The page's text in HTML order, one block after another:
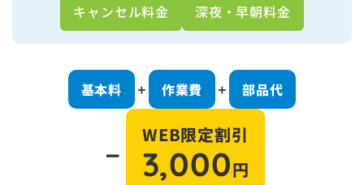
キャンセル料金
深夜・早朝料金
基本料 ＋ 作業費 ＋ 部品代
－
WEB限定割引
3,000円